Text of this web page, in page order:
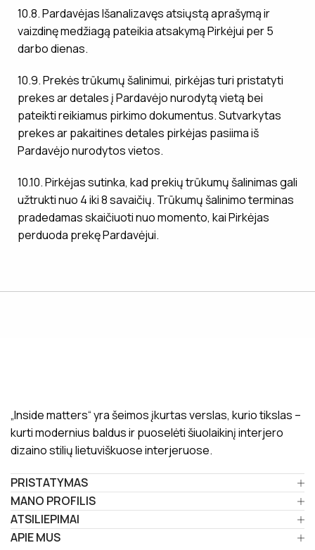
10.8. Pardavėjas Išanalizavęs atsiųstą aprašymą ir
vaizdinę medžiagą pateikia atsakymą Pirkėjui per 5
darbo dienas.
10.9. Prekės trūkumų šalinimui, pirkėjas turi pristatyti
prekes ar detales į Pardavėjo nurodytą vietą bei
pateikti reikiamus pirkimo dokumentus. Sutvarkytas
prekes ar pakaitines detales pirkėjas pasiima iš
Pardavėjo nurodytos vietos.
10.10. Pirkėjas sutinka, kad prekių trūkumų šalinimas gali
užtrukti nuo 4 iki 8 savaičių. Trūkumų šalinimo terminas
pradedamas skaičiuoti nuo momento, kai Pirkėjas
perduoda prekę Pardavėjui.
„Inside matters“ yra šeimos įkurtas verslas, kurio tikslas –
kurti modernius baldus ir puoselėti šiuolaikinį interjero
dizaino stilių lietuviškuose interjeruose.
PRISTATYMAS
MANO PROFILIS
ATSILIEPIMAI
APIE MUS